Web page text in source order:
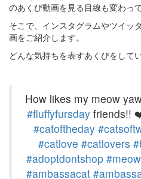
のあくび動画を見る目線も変わっ
そこで、インスタグラムやツイッ
画をご紹介します。
どんな気持ちを表すあくびをして
How likes my meow
#fluffyfursday friends!!
#catoftheday
#catlove #catlovers
#adoptdontshop #meow
#ambassacat